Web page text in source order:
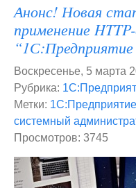
Анонс! Новая
применение
“1С:Предприятие
Воскресенье, 5 марта
Рубрика:
Метки: 1С:Предприятие
системный
Просмотров: 3745